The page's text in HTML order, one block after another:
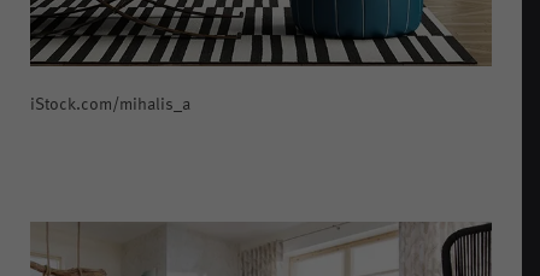
iStock.com/mihalis_a